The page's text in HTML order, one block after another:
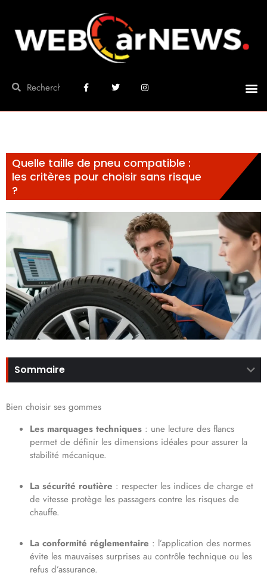
Quelle taille de pneu compatible :
les critères pour choisir sans risque
?
Sommaire
Bien choisir ses gommes
Les marquages techniques : une lecture des flancs
permet de définir les dimensions idéales pour assurer la
stabilité mécanique.
La sécurité routière : respecter les indices de charge et
de vitesse protège les passagers contre les risques de
chauffe.
La conformité réglementaire : l’application des normes
évite les mauvaises surprises au contrôle technique ou les
refus d’assurance.